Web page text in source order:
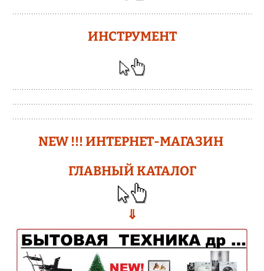
ИНСТРУМЕНТ
NEW !!!ИНТЕРНЕТ-МАГАЗИН
ГЛАВНЫЙ КАТАЛОГ
⇓